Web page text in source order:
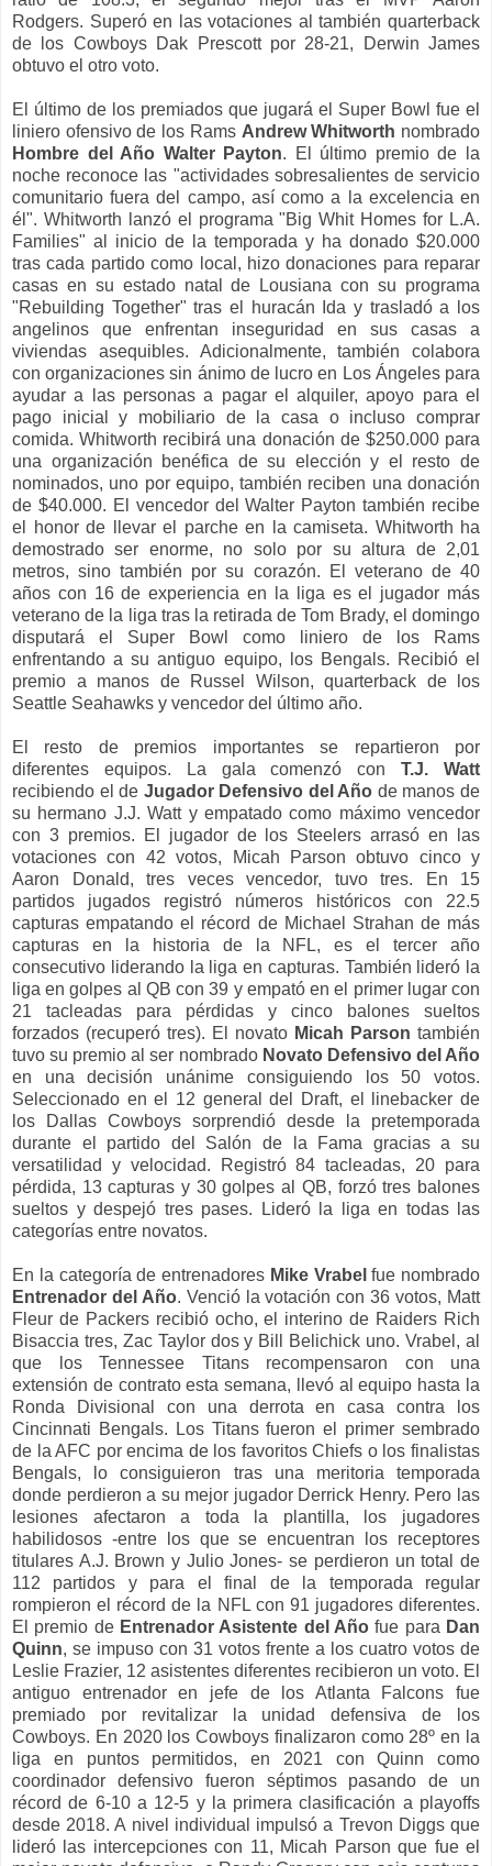
Rodgers. Superó en las votaciones al también quarterback
de los Cowboys Dak Prescott por 28-21, Derwin James
obtuvo el otro voto.
El último de los premiados que jugará el Super Bowl fue el
liniero ofensivo de los Rams Andrew Whitworth nombrado
Hombre del Año Walter Payton. El último premio de la
noche reconoce las "actividades sobresalientes de servicio
comunitario fuera del campo, así como a la excelencia en
él". Whitworth lanzó el programa "Big Whit Homes for L.A.
Families" al inicio de la temporada y ha donado $20.000
tras cada partido como local, hizo donaciones para reparar
casas en su estado natal de Lousiana con su programa
"Rebuilding Together" tras el huracán Ida y trasladó a los
angelinos que enfrentan inseguridad en sus casas a
viviendas asequibles. Adicionalmente, también colabora
con organizaciones sin ánimo de lucro en Los Ángeles para
ayudar a las personas a pagar el alquiler, apoyo para el
pago inicial y mobiliario de la casa o incluso comprar
comida. Whitworth recibirá una donación de $250.000 para
una organización benéfica de su elección y el resto de
nominados, uno por equipo, también reciben una donación
de $40.000. El vencedor del Walter Payton también recibe
el honor de llevar el parche en la camiseta. Whitworth ha
demostrado ser enorme, no solo por su altura de 2,01
metros, sino también por su corazón. El veterano de 40
años con 16 de experiencia en la liga es el jugador más
veterano de la liga tras la retirada de Tom Brady, el domingo
disputará el Super Bowl como liniero de los Rams
enfrentando a su antiguo equipo, los Bengals. Recibió el
premio a manos de Russel Wilson, quarterback de los
Seattle Seahawks y vencedor del último año.
El resto de premios importantes se repartieron por
diferentes equipos. La gala comenzó conT.J. Watt
recibiendo el de Jugador Defensivo del Año de manos de
su hermano J.J. Watt y empatado como máximo vencedor
con 3 premios. El jugador de los Steelers arrasó en las
votaciones con 42 votos, Micah Parson obtuvo cinco y
Aaron Donald, tres veces vencedor, tuvo tres. En 15
partidos jugados registró números históricos con 22.5
capturas empatando el récord de Michael Strahan de más
capturas en la historia de la NFL, es el tercer año
consecutivo liderando la liga en capturas. También lideró la
liga en golpes al QB con 39 y empató en el primer lugar con
21 tacleadas para pérdidas y cinco balones sueltos
forzados (recuperó tres). El novato Micah Parson también
tuvo su premio al ser nombrado Novato Defensivo del Año
en una decisión unánime consiguiendo los 50 votos.
Seleccionado en el 12 general del Draft, el linebacker de
los Dallas Cowboys sorprendió desde la pretemporada
durante el partido del Salón de la Fama gracias a su
versatilidad y velocidad. Registró 84 tacleadas, 20 para
pérdida, 13 capturas y 30 golpes al QB, forzó tres balones
sueltos y despejó tres pases. Lideró la liga en todas las
categorías entre novatos.
En la categoría de entrenadores Mike Vrabel fue nombrado
Entrenador del Año. Venció la votación con 36 votos, Matt
Fleur de Packers recibió ocho, el interino de Raiders Rich
Bisaccia tres, Zac Taylor dos y Bill Belichick uno. Vrabel, al
que los Tennessee Titans recompensaron con una
extensión de contrato esta semana, llevó al equipo hasta la
Ronda Divisional con una derrota en casa contra los
Cincinnati Bengals. Los Titans fueron el primer sembrado
de la AFC por encima de los favoritos Chiefs o los finalistas
Bengals, lo consiguieron tras una meritoria temporada
donde perdieron a su mejor jugador Derrick Henry. Pero las
lesiones afectaron a toda la plantilla, los jugadores
habilidosos -entre los que se encuentran los receptores
titulares A.J. Brown y Julio Jones- se perdieron un total de
112 partidos y para el final de la temporada regular
rompieron el récord de la NFL con 91 jugadores diferentes.
El premio de Entrenador Asistente del Año fue para Dan
Quinn, se impuso con 31 votos frente a los cuatro votos de
Leslie Frazier, 12 asistentes diferentes recibieron un voto. El
antiguo entrenador en jefe de los Atlanta Falcons fue
premiado por revitalizar la unidad defensiva de los
Cowboys. En 2020 los Cowboys finalizaron como 28º en la
liga en puntos permitidos, en 2021 con Quinn como
coordinador defensivo fueron séptimos pasando de un
récord de 6-10 a 12-5 y la primera clasificación a playoffs
desde 2018. A nivel individual impulsó a Trevon Diggs que
lideró las intercepciones con 11, Micah Parson que fue el